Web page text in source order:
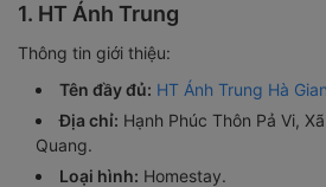
1. HT Ánh Trung
Thông tin giới thiệu:
Tên đầy đủ: HT Ánh Trung Hà
Địa chỉ: Hạnh Phúc Thôn Pả Vi,
Quang.
Loại hình: Homestay.